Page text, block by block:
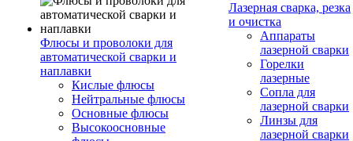
Флюсы и проволоки для
автоматической сварки и
наплавки
Кислые флюсы
Нейтральные флюсы
Основные флюсы
Высокоосновные
Лазерная сварка, резка
и очистка
Аппараты
лазерной сварки
Горелки
лазерные
Сопла для
лазерной сварки
Линзы для
лазерной сварки